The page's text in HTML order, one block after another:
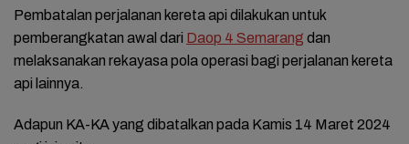
Pembatalan perjalanan kereta api dilakukan untuk
pemberangkatan awal dari Daop 4 Semarang dan
melaksanakan rekayasa pola operasi bagi perjalanan kereta
api lainnya.
Adapun KA-KA yang dibatalkan pada Kamis 14 Maret 2024